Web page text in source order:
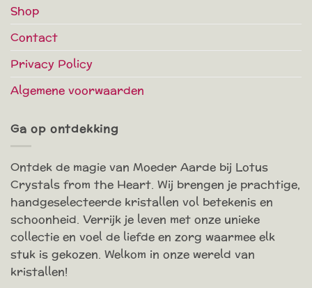
Shop
Contact
Privacy Policy
Algemene voorwaarden
Ga op ontdekking
Ontdek de magie van Moeder Aarde bij Lotus
Crystals from the Heart. Wij brengen je prachtige,
handgeselecteerde kristallen vol betekenis en
schoonheid. Verrijk je leven met onze unieke
collectie en voel de liefde en zorg waarmee elk
stuk is gekozen. Welkom in onze wereld van
kristallen!